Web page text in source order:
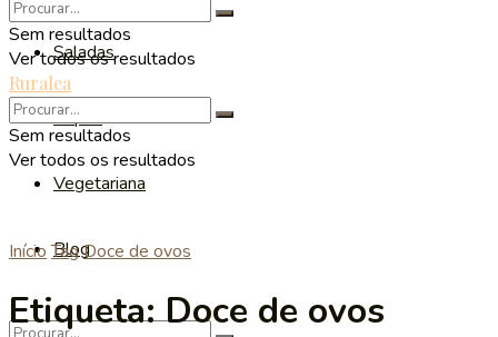
Saladas
Sopas
Vegetariana
Blog
Sem resultados
Ver todos os resultados
Ruralea
Sem resultados
Ver todos os resultados
Início TagDoce de ovos
Etiqueta:Doce de ovos